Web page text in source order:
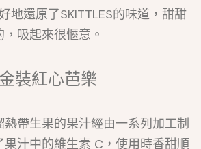
地還原了SKITTLES的味道，甜甜
，吸起來很愜意。
金裝紅心芭樂
帶生果的果汁經由一系列加工制
汁中的維生素 C，使用時香甜順